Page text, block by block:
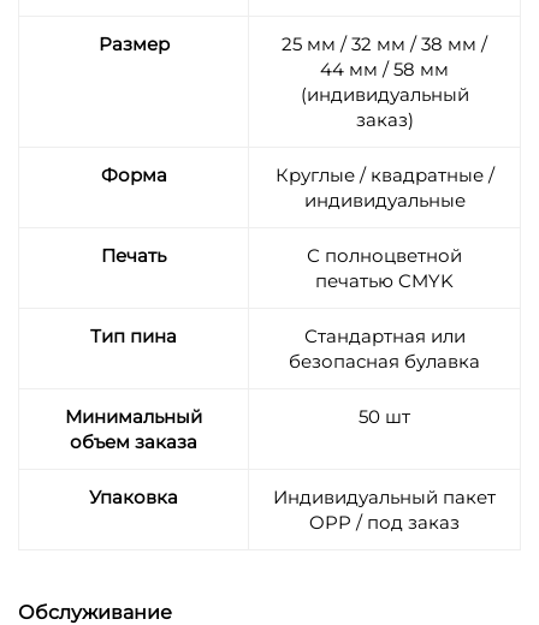
Размер
25 мм / 32 мм / 38 мм /
44 мм / 58 мм
(индивидуальный
заказ)
Форма
Круглые / квадратные /
индивидуальные
Печать
С полноцветной
печатью CMYK
Тип пина
Стандартная или
безопасная булавка
Минимальный
объем заказа
50 шт
Упаковка
Индивидуальный пакет
OPP / под заказ
Обслуживание